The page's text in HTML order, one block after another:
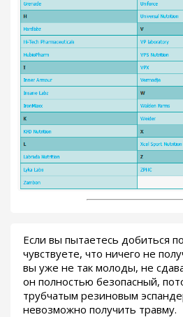
Если вы пытаетесь добиться
чувствуете, что ничего не
вы уже не так молоды, не
он полностью безопасный,
трубчатым резиновым
невозможно получить травму.